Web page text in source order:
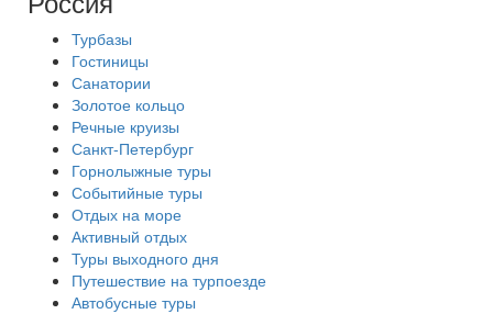
Турбазы
Гостиницы
Санатории
Золотое кольцо
Речные круизы
Санкт-Петербург
Горнолыжные туры
Событийные туры
Отдых на море
Активный отдых
Туры выходного дня
Путешествие на турпоезде
Автобусные туры